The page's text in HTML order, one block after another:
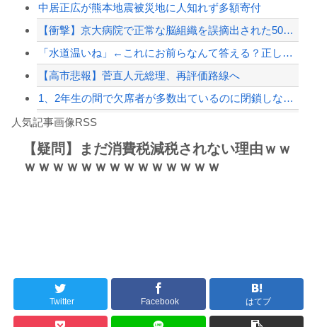
【緊急速報】NYで警官が黒人男性の首を絞め、暴動第二波不可避へ
Powered by livedoor 相互RSS
中居正広が熊本地震被災地に人知れず多額寄付
【衝撃】京大病院で正常な脳組織を誤摘出された50代女性、手足も動かせず自発呼吸も...
「水道温いね」←これにお前らなんて答える？正しい回答がコチラｗｗｗｗｗｗ
【高市悲報】菅直人元総理、再評価路線へ
1、2年生の間で欠席者が多数出ているのに閉鎖しなかったせいで私立高一般入試週の前...
寺田心さん(18)、筋トレした結果無事かわいくなる
【動画】これはお見事。中国重慶市で珍しい事故が撮影される。
8/4のニュース
Powered by livedoor 相互RSS
人気記事画像RSS
【疑問】まだ消費税減税されない理由ｗｗ
ｗｗｗｗｗｗｗｗｗｗｗｗｗｗ
Twitter Facebook はてブ